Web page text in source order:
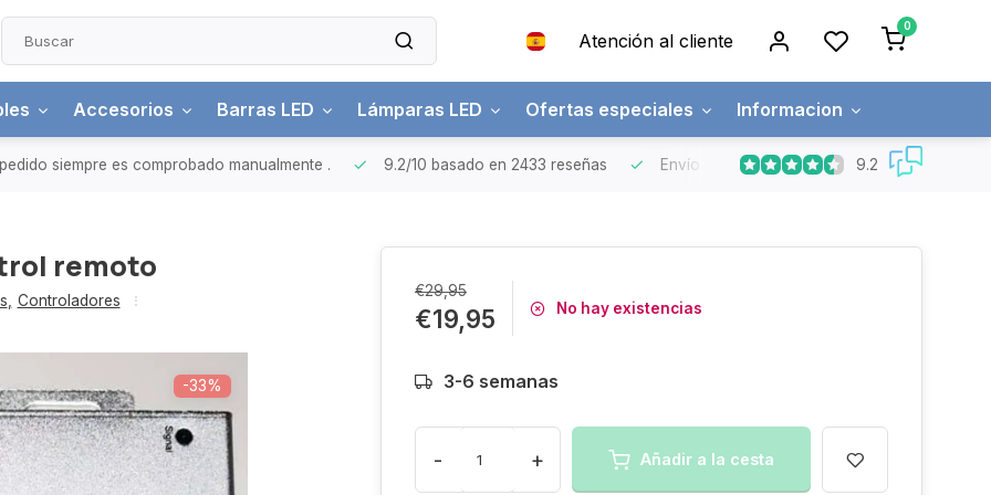
Atención al cliente
0
Accesorios Barras LED Lámparas LED Ofertas especiales Informacion
siempre es comprobado manualmente . 9.2/10 basado en 2433 reseñas Envío gratuitoPedidos superiores a 150€
9.2
remoto
Controladores
-33%
€29,95
€19,95 No hay existencias
3-6 semanas
- + Añadir a la cesta